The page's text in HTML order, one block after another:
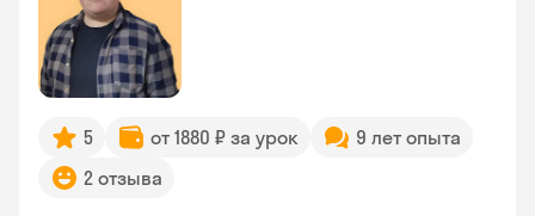
5 от 1880 ₽ за урок
9 лет опыта
2 отзыва